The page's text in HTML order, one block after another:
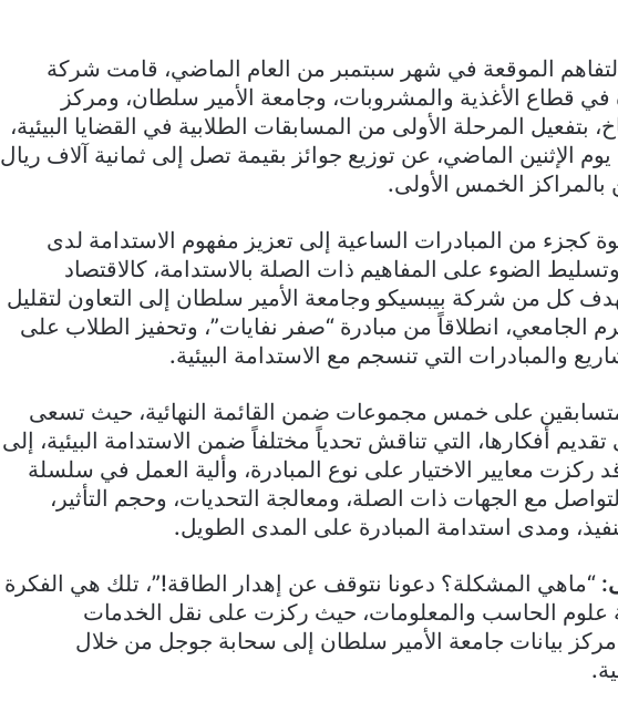
الموقعة في شهر سبتمبر من العام الماضي، قامت شركة
في قطاع الأغذية والمشروبات، وجامعة الأمير سلطان، ومركز
بتفعيل المرحلة الأولى من المسابقات الطلابية في القضايا البيئية،
الإثنين الماضي، عن توزيع جوائز بقيمة تصل إلى ثمانية آلاف ريال
بالمراكز الخمس الأولى.
كجزء من المبادرات الساعية إلى تعزيز مفهوم الاستدامة لدى
الضوء على المفاهيم ذات الصلة بالاستدامة، كالاقتصاد
كل من شركة بيبسيكو وجامعة الأمير سلطان إلى التعاون لتقليل
الجامعي، انطلاقاً من مبادرة “صفر نفايات”، وتحفيز الطلاب على
والمبادرات التي تنسجم مع الاستدامة البيئية.
على خمس مجموعات ضمن القائمة النهائية، حيث تسعى
أفكارها، التي تناقش تحدياً مختلفاً ضمن الاستدامة البيئية، إلى
ركزت معايير الاختيار على نوع المبادرة، وألية العمل في سلسلة
مع الجهات ذات الصلة، ومعالجة التحديات، وحجم التأثير،
ومدى استدامة المبادرة على المدى الطويل.
: “ماهي المشكلة؟ دعونا نتوقف عن إهدار الطاقة!”، تلك هي الفكرة
علوم الحاسب والمعلومات، حيث ركزت على نقل الخدمات
بيانات جامعة الأمير سلطان إلى سحابة جوجل من خلال